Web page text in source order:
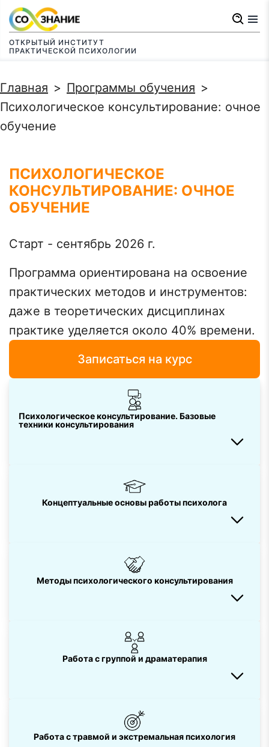
Перейти
основному
ОТКРЫТЫЙ ИНСТИТУТ
ПРАКТИЧЕСКОЙ ПСИХОЛОГИИ
Строка
навигации
Главная
Программы обучения
Психологическое консультирование: очное
обучение
ПСИХОЛОГИЧЕСКОЕ
КОНСУЛЬТИРОВАНИЕ: ОЧНОЕ
ОБУЧЕНИЕ
Старт - сентябрь 2026 г.
Программа ориентирована на освоение
практических методов и инструментов:
даже в теоретических дисциплинах
практике уделяется около 40% времени.
Записаться на курс
Психологическое консультирование. Базовые
техники консультирования
Концептуальные основы работы психолога
Методы психологического консультирования
Работа с группой и драматерапия
Работа с травмой и экстремальная психология